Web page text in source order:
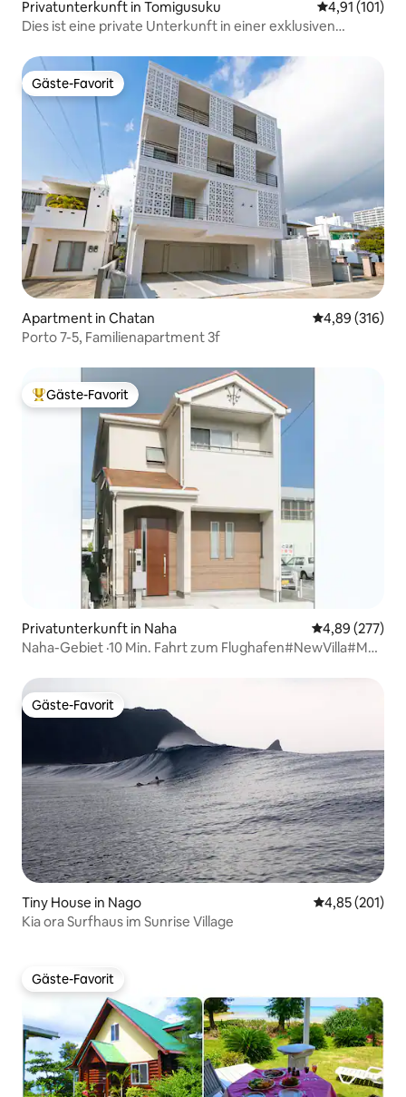
Privatunterkunft in Tomigusuku
4,91 (101)
Dies ist eine private Unterkunft in einer exklusiven
entfernt.
Gäste-Favorit
Gäste-Favorit
Apartment in Chatan
4,89 (316)
Porto 7-5, Familienapartment 3f
Beliebter Gäste-Favorit.
Gäste-Favorit
Privatunterkunft in Naha
4,89 (277)
Naha-Gebiet ·10 Min. Fahrt zum Flughafen#NewVilla#Max
Gäste-Favorit
Gäste-Favorit
Tiny House in Nago
4,85 (201)
Kia ora Surfhaus im Sunrise Village
Gäste-Favorit
Gäste-Favorit